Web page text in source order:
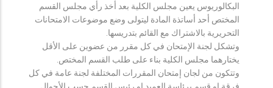
البكالوريوس يعين مجلس الكلية بعد أخذ رأي مجلس القسم
المختص أحد أساتذة المادة ليتولى وضع موضوعات الامتحانات
التحريرية بالاشتراك مع القائم بتدريسها.
وتشكل لجنة الإمتحان في كل مقرر من عضوين على الأقل
يختارهما مجلس الكلية بناء على طلب القسم المختص.
وتتكون من لجان إمتحان المقررات المختلفة لجنة عامة في كل
فرقة او قسم برئاسة العميد او رئيس القسم حسب الأحوال